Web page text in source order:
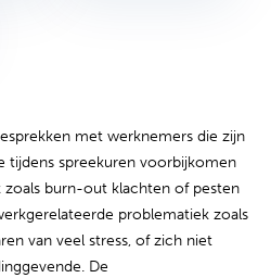
met werknemers die zijn
tijdens spreekuren voorbijkomen
burn-out klachten of pesten
problematiek zoals
van veel stress, of zich niet
De